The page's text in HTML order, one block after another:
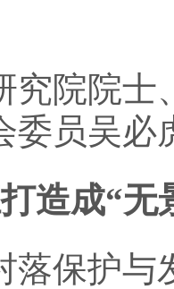
院院士
委员吴必
造成“无
保护与